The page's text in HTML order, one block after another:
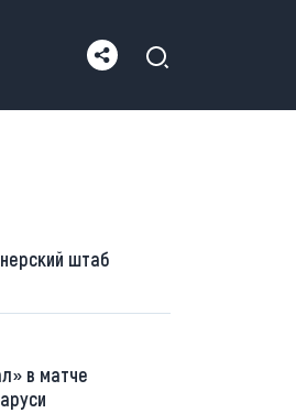
штаб
в матче